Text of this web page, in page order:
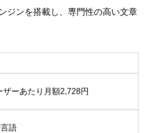
ジンを搭載し、専門性の高い文章
ザーあたり月額2,728円
語